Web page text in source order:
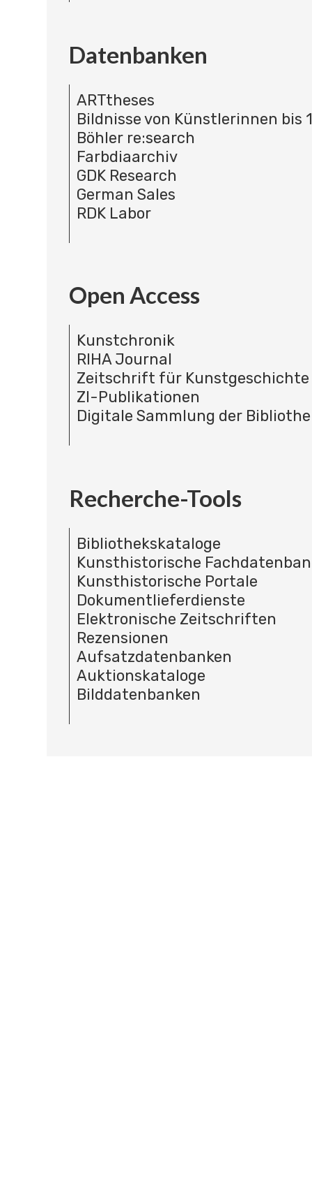
Datenbanken
ARTtheses
Bildnisse von Künstlerinnen bis
Böhler re:search
Farbdiaarchiv
GDK Research
German Sales
RDK Labor
Open Access
Kunstchronik
RIHA Journal
Zeitschrift für Kunstgeschichte
ZI-Publikationen
Digitale Sammlung der
Recherche-Tools
Bibliothekskataloge
Kunsthistorische
Kunsthistorische Portale
Dokumentlieferdienste
Elektronische Zeitschriften
Rezensionen
Aufsatzdatenbanken
Auktionskataloge
Bilddatenbanken